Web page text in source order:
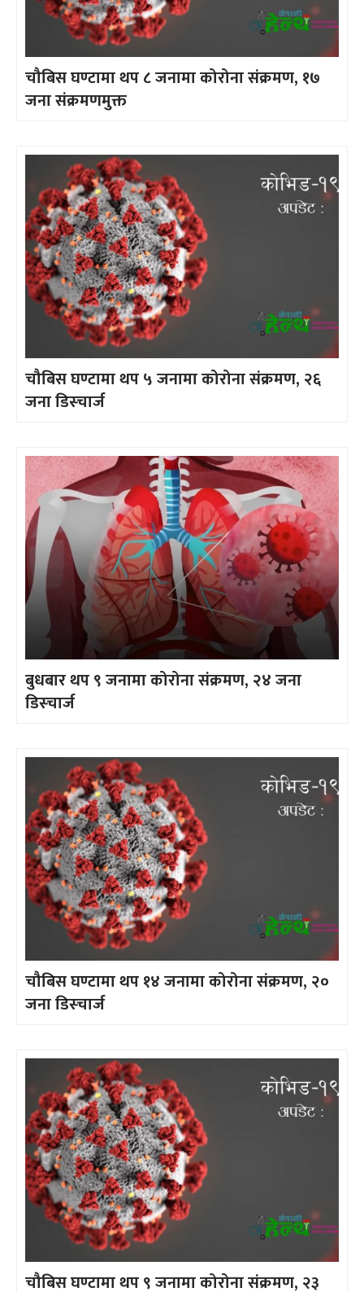
चौबिस घण्टामा थप ८ जनामा कोरोना संक्रमण, १७
जना संक्रमणमुक्त
चौबिस घण्टामा थप ५ जनामा कोरोना संक्रमण, २६
जना डिस्चार्ज
बुधबार थप ९ जनामा कोरोना संक्रमण, २४ जना
डिस्चार्ज
चौबिस घण्टामा थप १४ जनामा कोरोना संक्रमण, २०
जना डिस्चार्ज
चौबिस घण्टामा थप ९ जनामा कोरोना संक्रमण, २३